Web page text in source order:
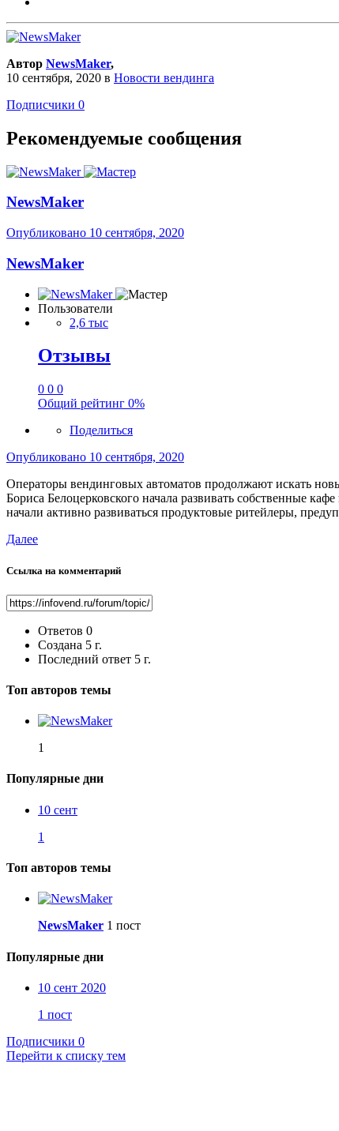
Автор NewsMaker,
10 сентября, 2020 в Новости вендинга
Подписчики 0
Рекомендуемые сообщения
NewsMaker
Опубликовано 10 сентября, 2020
NewsMaker
Пользователи
2,6 тыс
Отзывы
0 0 0
Общий рейтинг 0%
Поделиться
Опубликовано 10 сентября, 2020
Операторы вендинговых автоматов продолжают искать
Бориса Белоцерковского начала развивать собственные
начали активно развиваться продуктовые ритейлеры,
Далее
Ссылка на комментарий
Ответов 0
Создана 5 г.
Последний ответ 5 г.
Топ авторов темы
1
Популярные дни
10 сент
1
Топ авторов темы
NewsMaker 1 пост
Популярные дни
10 сент 2020
1 пост
Подписчики 0
Перейти к списку тем